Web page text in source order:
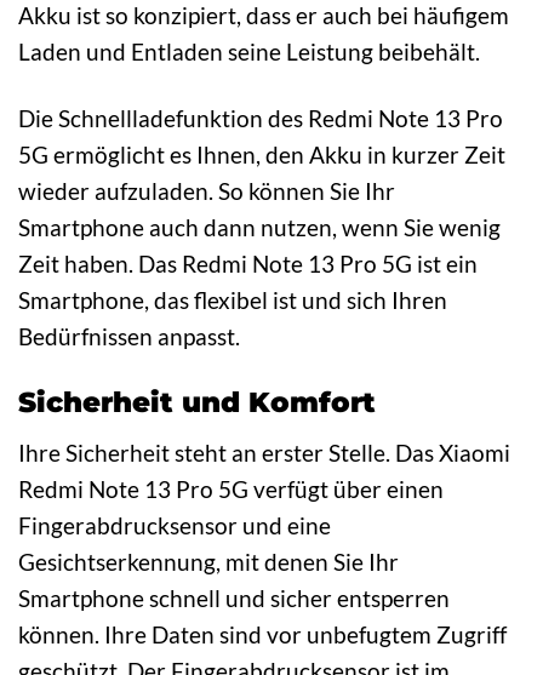
Akku ist so konzipiert, dass er auch bei häufigem
Laden und Entladen seine Leistung beibehält.
Die Schnellladefunktion des Redmi Note 13 Pro
5G ermöglicht es Ihnen, den Akku in kurzer Zeit
wieder aufzuladen. So können Sie Ihr
Smartphone auch dann nutzen, wenn Sie wenig
Zeit haben. Das Redmi Note 13 Pro 5G ist ein
Smartphone, das flexibel ist und sich Ihren
Bedürfnissen anpasst.
Sicherheit und Komfort
Ihre Sicherheit steht an erster Stelle. Das Xiaomi
Redmi Note 13 Pro 5G verfügt über einen
Fingerabdrucksensor und eine
Gesichtserkennung, mit denen Sie Ihr
Smartphone schnell und sicher entsperren
können. Ihre Daten sind vor unbefugtem Zugriff